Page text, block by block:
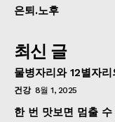
은퇴.노후
최신 글
물병자리와 12별자
건강 8월 1, 2025
한 번 맛보면 멈출